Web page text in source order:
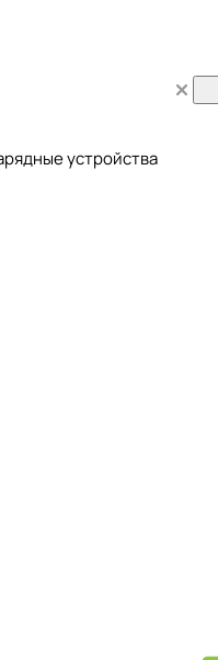
устройства